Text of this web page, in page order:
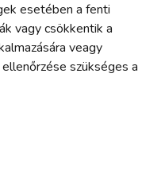
esetében a fenti
vagy csökkentik a
veagy
szükséges a